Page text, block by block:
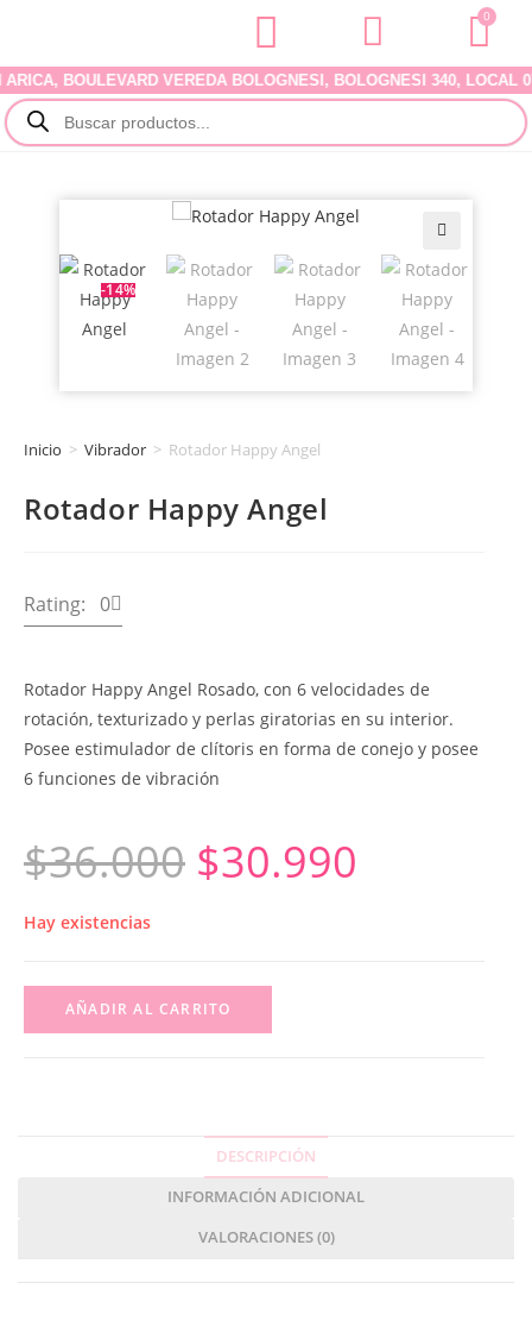
0
BOULEVARD VEREDA BOLOGNESI, BOLOGNESI 340, LOCAL
Inicio > Vibrador > Rotador Happy Angel
Rotador Happy Angel
Rating: 0
Rotador Happy Angel Rosado, con 6 velocidades de
rotación, texturizado y perlas giratorias en su interior.
Posee estimulador de clítoris en forma de conejo y posee
6 funciones de vibración
$36.000 $30.990
Hay existencias
AÑADIR AL CARRITO
-14%
🔍
DESCRIPCIÓN
INFORMACIÓN ADICIONAL
VALORACIONES (0)